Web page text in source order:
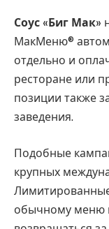
Соус «Биг Мак»
МакМеню®
отдельно и
ресторане или
позиции также
заведения.
Подобные
крупных
обычному меню